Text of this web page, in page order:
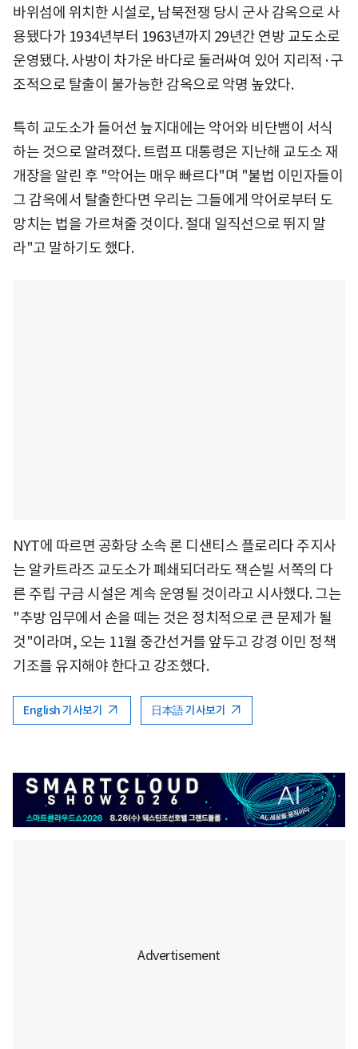
바위섬에 위치한 시설로, 남북전쟁 당시 군사 감옥으로 사
용됐다가 1934년부터 1963년까지 29년간 연방 교도소로
운영됐다. 사방이 차가운 바다로 둘러싸여 있어 지리적·구
조적으로 탈출이 불가능한 감옥으로 악명 높았다.
특히 교도소가 들어선 늪지대에는 악어와 비단뱀이 서식
하는 것으로 알려졌다. 트럼프 대통령은 지난해 교도소 재
개장을 알린 후 "악어는 매우 빠르다"며 "불법 이민자들이
그 감옥에서 탈출한다면 우리는 그들에게 악어로부터 도
망치는 법을 가르쳐줄 것이다. 절대 일직선으로 뛰지 말
라"고 말하기도 했다.
NYT에 따르면 공화당 소속 론 디샌티스 플로리다 주지사
는 알카트라즈 교도소가 폐쇄되더라도 잭슨빌 서쪽의 다
른 주립 구금 시설은 계속 운영될 것이라고 시사했다. 그는
"추방 임무에서 손을 떼는 것은 정치적으로 큰 문제가 될
것"이라며, 오는 11월 중간선거를 앞두고 강경 이민 정책
기조를 유지해야 한다고 강조했다.
English 기사보기 日本語 기사보기